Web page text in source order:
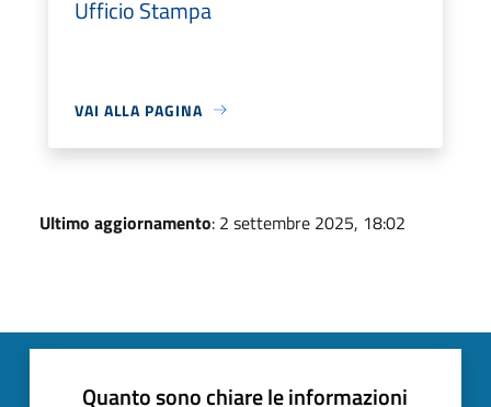
Ufficio Stampa
VAI ALLA PAGINA
Ultimo aggiornamento: 2 settembre 2025, 18:02
Quanto sono chiare le informazioni